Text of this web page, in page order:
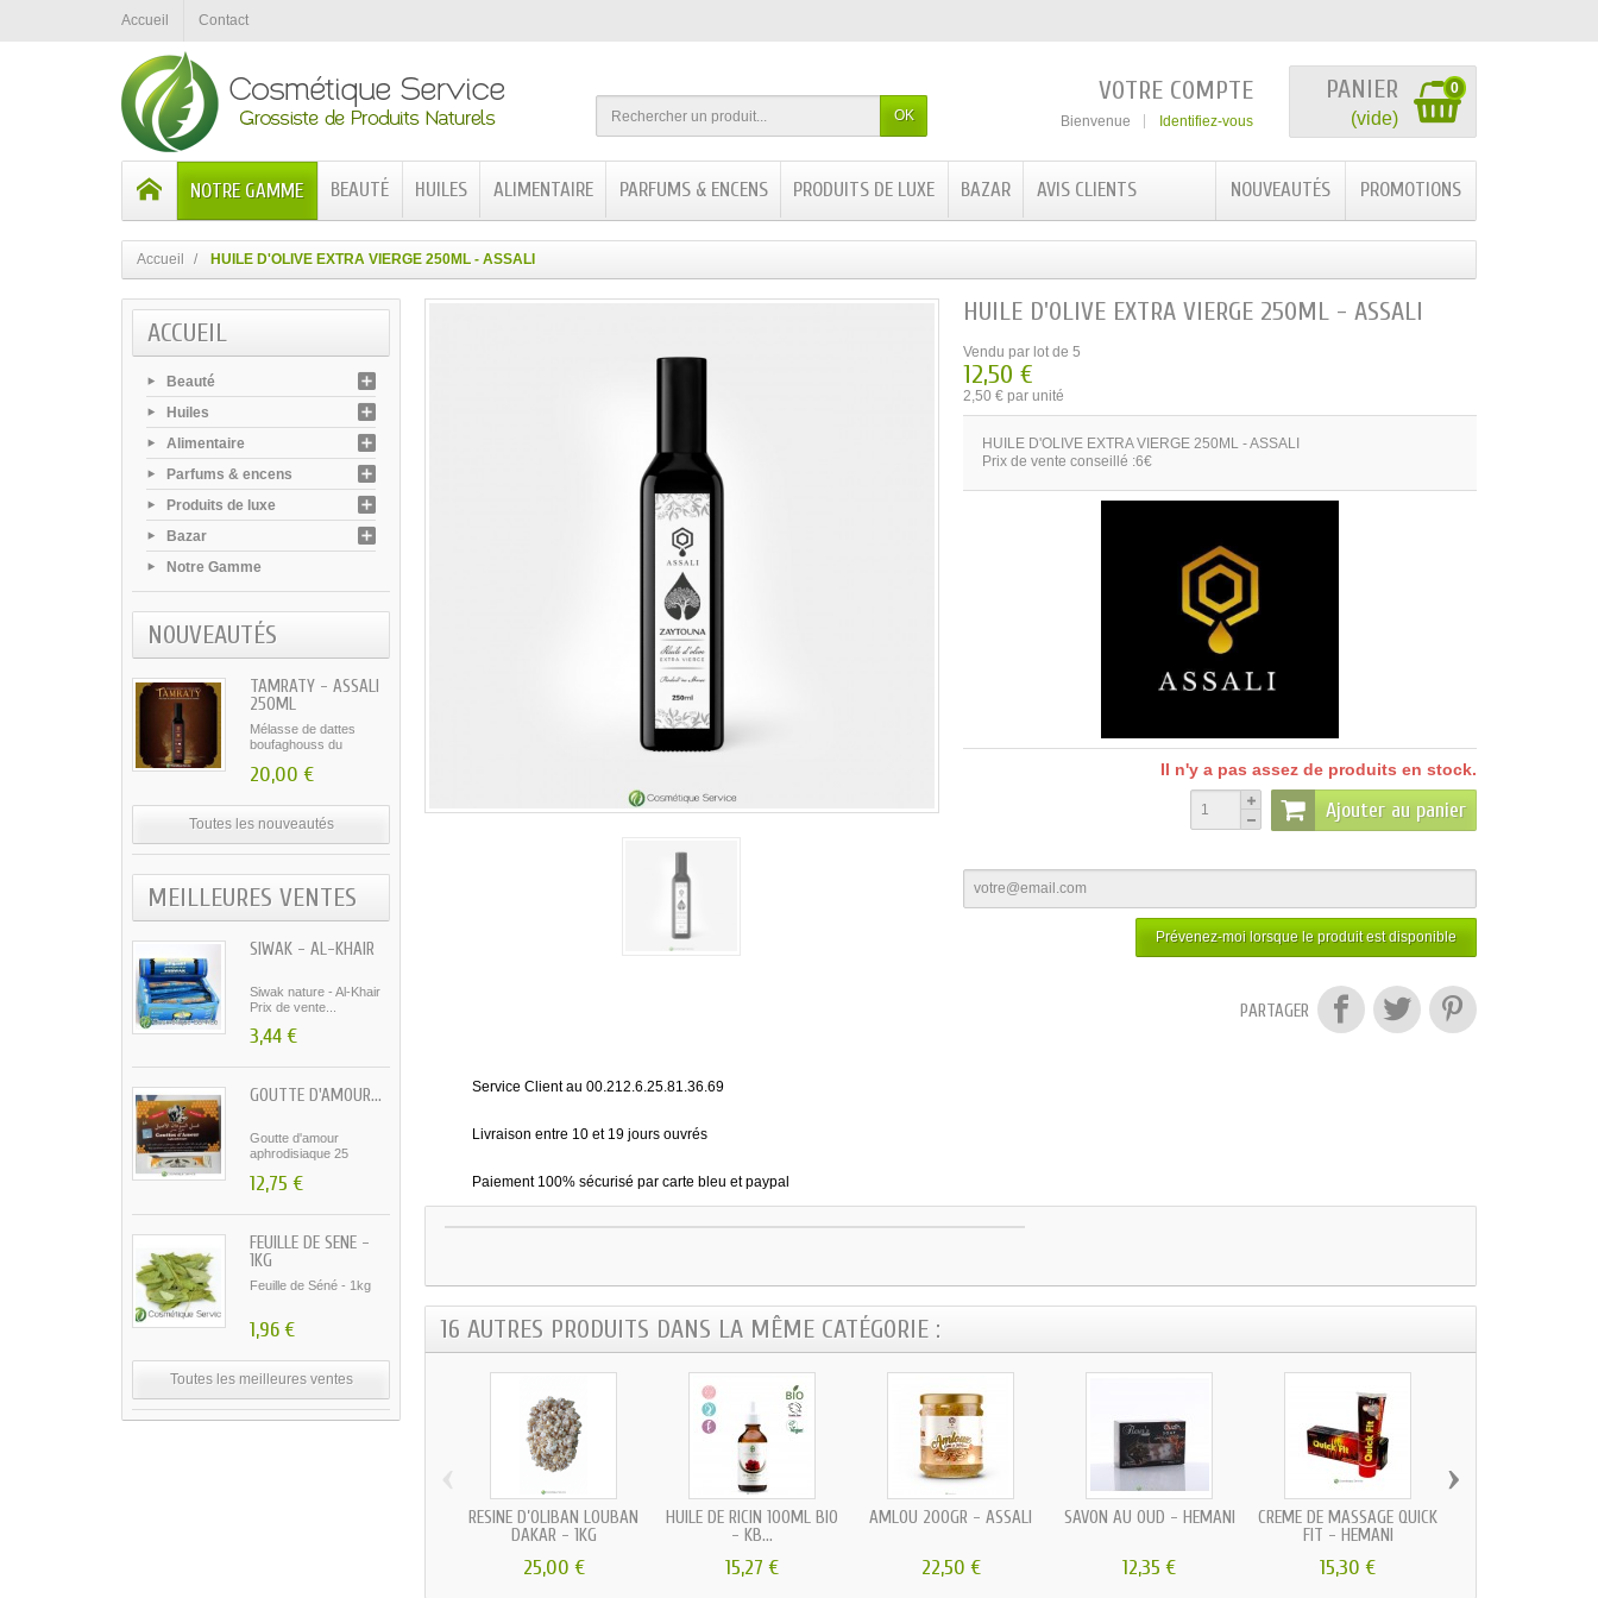
Accueil Contact
OK
PANIER
(vide)
0
VOTRE COMPTE
Bienvenue Identifiez-vous
PROMOTIONS
NOUVEAUTÉS
NOTRE GAMME BEAUTÉ HUILES ALIMENTAIRE PARFUMS & ENCENS PRODUITS DE LUXE BAZAR AVIS CLIENTS
Accueil HUILE D'OLIVE EXTRA VIERGE 250ML - ASSALI
ACCUEIL
Beauté
Huiles
Alimentaire
Parfums & encens
Produits de luxe
Bazar
Notre Gamme
NOUVEAUTÉS
TAMRATY - ASSALI
250ML
Mélasse de dattes
boufaghouss du
20,00 €
Toutes les nouveautés
MEILLEURES VENTES
SIWAK - AL-KHAIR
Siwak nature - Al-Khair
Prix de vente...
3,44 €
GOUTTE D'AMOUR...
Goutte d'amour
aphrodisiaque 25
12,75 €
FEUILLE DE SÉNÉ -
1KG
Feuille de Séné - 1kg
1,96 €
Toutes les meilleures ventes
HUILE D'OLIVE EXTRA VIERGE 250ML - ASSALI
Vendu par lot de 5
12,50 €
2,50 € par unité
HUILE D'OLIVE EXTRA VIERGE 250ML - ASSALI
Prix de vente conseillé :6€
Il n'y a pas assez de produits en stock.
Ajouter au panier
Prévenez-moi lorsque le produit est disponible
PARTAGER
Service Client au 00.212.6.25.81.36.69
Livraison entre 10 et 19 jours ouvrés
Paiement 100% sécurisé par carte bleu et paypal
16 AUTRES PRODUITS DANS LA MÊME CATÉGORIE :
RÉSINE D’OLIBAN LOUBAN
DAKAR - 1KG
25,00 €
HUILE DE RICIN 100ML BIO
- KB...
15,27 €
AMLOU 200GR - ASSALI
22,50 €
SAVON AU OUD - HEMANI
12,35 €
CRÈME DE MASSAGE QUICK
FIT - HEMANI
15,30 €
›